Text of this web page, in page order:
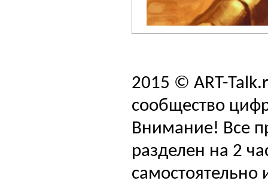
2015 © ART-
сообщество
Внимание! Все
разделен на 2
самостоятельно